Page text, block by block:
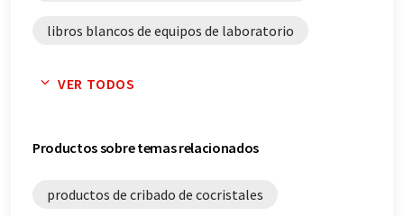
libros blancos de equipos de laboratorio
activos
VER TODOS
Productos sobre temas relacionados
productos de cribado de cocristales